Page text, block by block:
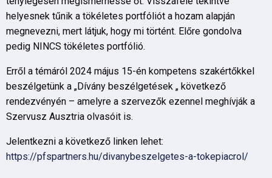
helyesnek tűnik a tökéletes portfóliót a hozam alapján
megnevezni, mert látjuk, hogy mi történt. Előre gondolva
pedig NINCS tökéletes portfólió.
Erről a témáról 2024 május 15-én kompetens szakértőkkel
beszélgetünk a „Dívány beszélgetések „ következő
rendezvényén – amelyre a szervezők ezennel meghívják a
Szervusz Ausztria olvasóit is.
Jelentkezni a következő linken lehet:
https://pfspartners.hu/divanybeszelgetes-a-tokepiacrol/